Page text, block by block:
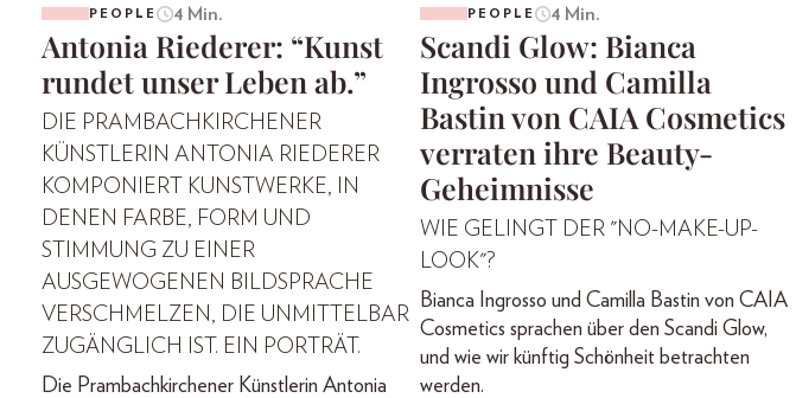
PEOPLE 4 Min.
Antonia Riederer: “Kunst
rundet unser Leben ab.”
DIE PRAMBACHKIRCHENER
KÜNSTLERIN ANTONIA RIEDERER
KOMPONIERT KUNSTWERKE, IN
DENEN FARBE, FORM UND
STIMMUNG ZU EINER
AUSGEWOGENEN BILDSPRACHE
VERSCHMELZEN, DIE UNMITTELBAR
ZUGÄNGLICH IST. EIN PORTRÄT.
Die Prambachkirchener Künstlerin Antonia
PEOPLE 4 Min.
Scandi Glow: Bianca
Ingrosso und Camilla
Bastin von CAIA Cosmetics
verraten ihre Beauty-
Geheimnisse
WIE GELINGT DER "NO-MAKE-UP-
LOOK"?
Bianca Ingrosso und Camilla Bastin von CAIA
Cosmetics sprachen über den Scandi Glow,
und wie wir künftig Schönheit betrachten
werden.